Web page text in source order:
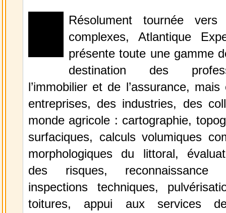
Résolument tournée
complexes, Atlantique
présente toute une gamme
destination des
l’immobilier et de l’assurance,
entreprises, des industries, des
monde agricole : cartographie,
surfaciques, calculs volumiques
morphologiques du littoral,
des risques, reconnaissance
inspections techniques,
toitures, appui aux services